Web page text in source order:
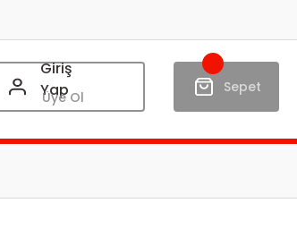
Giriş
Yap
Üye Ol
Sepet